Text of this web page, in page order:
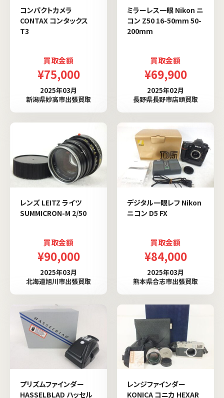
コンパクトカメラ
CONTAX コンタックス
T3
買取金額
¥75,000
2025年03月
新潟県妙高市出張買取
ミラーレス一眼 Nikon ニ
コン Z50 16-50mm 50-
200mm
買取金額
¥69,900
2025年02月
長野県長野市店頭買取
レンズ LEITZ ライツ
SUMMICRON-M 2/50
買取金額
¥90,000
2025年03月
北海道旭川市出張買取
デジタル一眼レフ Nikon
ニコン D5 FX
買取金額
¥84,000
2025年03月
熊本県合志市出張買取
プリズムファインダー
HASSELBLAD ハッセル
レンジファインダー
KONICA コニカ HEXAR